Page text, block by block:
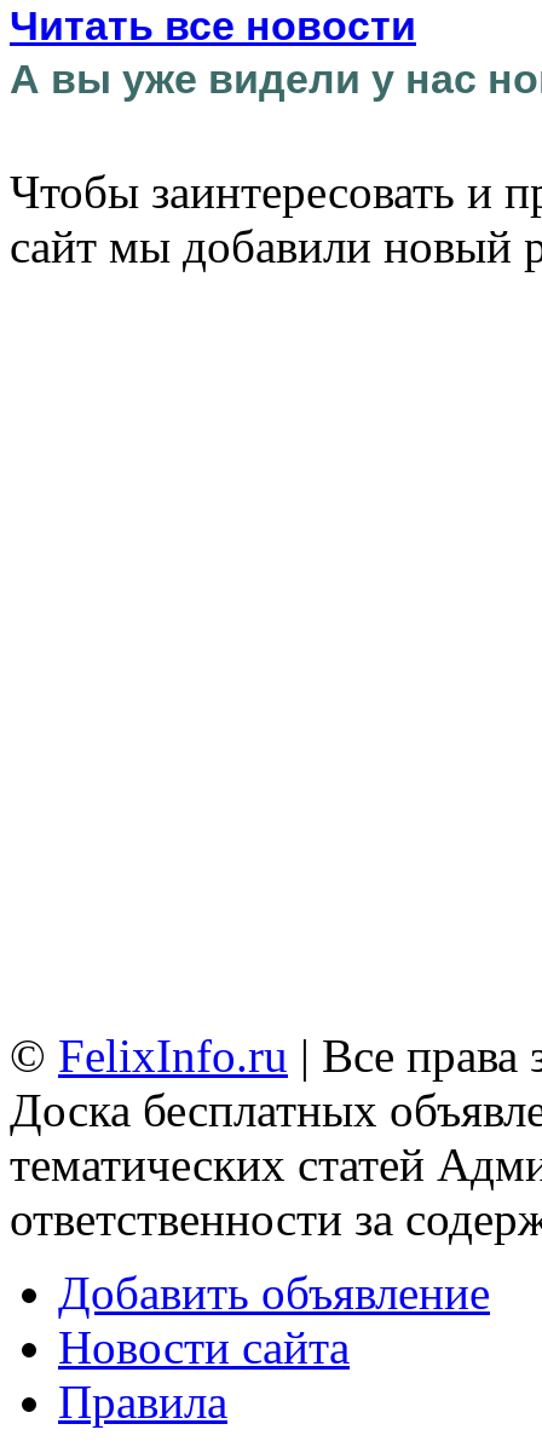
Читать все новости
А вы уже видели у нас
Чтобы заинтересовать и
сайт мы добавили новый
© FelixInfo.ru | Все
Доска бесплатных
тематических статей
ответственности за
Добавить объявление
Новости сайта
Правила